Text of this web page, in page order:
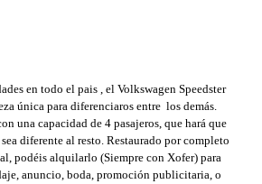
en todo el pais , el Volkswagen Speedster
única para diferenciaros entre los demás.
una capacidad de 4 pasajeros, que hará que
diferente al resto. Restaurado por completo
podéis alquilarlo (Siempre con Xofer) para
anuncio, boda, promoción publicitaria, o